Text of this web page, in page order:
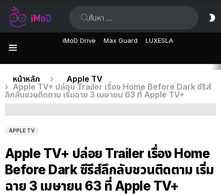
iMoD Drive Max Guard LUXESLA
เรื่อง
ล่าสุด
คุณอยู่ที่นี่:
หน้าหลัก
Apple TV
Apple TV+ ปล่อย Trailer เรื่อง Home Before Dark ซีรีส์
ลึกลับชวนติดตาม เริ่มฉาย 3 เมษายน 63 ที่ Apple TV+
APPLE TV
Apple TV+ ปล่อย Trailer เรื่อง Home
Before Dark ซีรีส์ลึกลับชวนติดตาม เริ่ม
ฉาย 3 เมษายน 63 ที่ Apple TV+